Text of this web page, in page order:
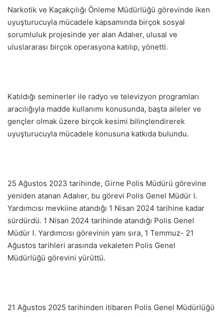
Narkotik ve Kaçakçılığı Önleme Müdürlüğü görevinde iken
uyuşturucuyla mücadele kapsamında birçok sosyal
sorumluluk projesinde yer alan Adalıer, ulusal ve
uluslararası birçok operasyona katılıp, yönetti.
Katıldığı seminerler ile radyo ve televizyon programları
aracılığıyla madde kullanımı konusunda, başta aileler ve
gençler olmak üzere birçok kesimi bilinçlendirerek
uyuşturucuyla mücadele konusuna katkıda bulundu.
25 Ağustos 2023 tarihinde, Girne Polis Müdürü görevine
yeniden atanan Adalıer, bu görevi Polis Genel Müdür I.
Yardımcısı mevkiine atandığı 1 Nisan 2024 tarihine kadar
sürdürdü. 1 Nisan 2024 tarihinde atandığı Polis Genel
Müdür I. Yardımcısı görevinin yanı sıra, 1 Temmuz- 21
Ağustos tarihleri arasında vekaleten Polis Genel
Müdürlüğü görevini yürüttü.
21 Ağustos 2025 tarihinden itibaren Polis Genel Müdürlüğü